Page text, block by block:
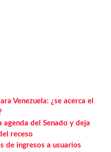
Venezuela: ¿se acerca el
agenda del Senado y deja
receso
de ingresos a usuarios